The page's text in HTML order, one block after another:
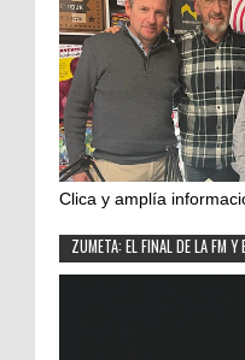
Clica y amplía
ZUMETA: EL FINAL DE LA FM Y